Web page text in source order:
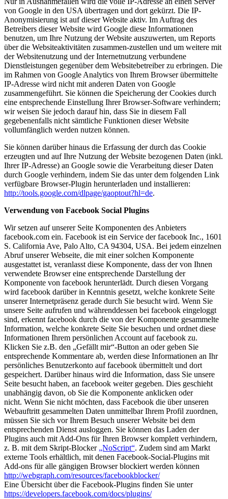
von Google in den USA übertragen und dort gekürzt. Die IP-
Anonymisierung ist auf dieser Website aktiv. Im Auftrag des
Betreibers dieser Website wird Google diese Informationen
benutzen, um Ihre Nutzung der Website auszuwerten, um Reports
über die Websiteaktivitäten zusammen-zustellen und um weitere mit
der Websitenutzung und der Internetnutzung verbundene
Dienstleistungen gegenüber dem Websitebetreiber zu erbringen. Die
im Rahmen von Google Analytics von Ihrem Browser übermittelte
IP-Adresse wird nicht mit anderen Daten von Google
zusammengeführt. Sie können die Speicherung der Cookies durch
eine entsprechende Einstellung Ihrer Browser-Software verhindern;
wir weisen Sie jedoch darauf hin, dass Sie in diesem Fall
gegebenenfalls nicht sämtliche Funktionen dieser Website
vollumfänglich werden nutzen können.
Sie können darüber hinaus die Erfassung der durch das Cookie
erzeugten und auf Ihre Nutzung der Website bezogenen Daten (inkl.
Ihrer IP-Adresse) an Google sowie die Verarbeitung dieser Daten
durch Google verhindern, indem Sie das unter dem folgenden Link
verfügbare Browser-Plugin herunterladen und installieren:
http://tools.google.com/dlpage/gaoptout?hl=de.
Verwendung von Facebook Social Plugins
Wir setzen auf unserer Seite Komponenten des Anbieters
facebook.com ein. Facebook ist ein Service der facebook Inc., 1601
S. California Ave, Palo Alto, CA 94304, USA. Bei jedem einzelnen
Abruf unserer Webseite, die mit einer solchen Komponente
ausgestattet ist, veranlasst diese Komponente, dass der von Ihnen
verwendete Browser eine entsprechende Darstellung der
Komponente von facebook herunterlädt. Durch diesen Vorgang
wird facebook darüber in Kenntnis gesetzt, welche konkrete Seite
unserer Internetpräsenz gerade durch Sie besucht wird. Wenn Sie
unsere Seite aufrufen und währenddessen bei facebook eingeloggt
sind, erkennt facebook durch die von der Komponente gesammelte
Information, welche konkrete Seite Sie besuchen und ordnet diese
Informationen Ihrem persönlichen Account auf facebook zu.
Klicken Sie z.B. den „Gefällt mir“-Button an oder geben Sie
entsprechende Kommentare ab, werden diese Informationen an Ihr
persönliches Benutzerkonto auf facebook übermittelt und dort
gespeichert. Darüber hinaus wird die Information, dass Sie unsere
Seite besucht haben, an facebook weiter gegeben. Dies geschieht
unabhängig davon, ob Sie die Komponente anklicken oder
nicht. Wenn Sie nicht möchten, dass Facebook die über unseren
Webauftritt gesammelten Daten unmittelbar Ihrem Profil zuordnen,
müssen Sie sich vor Ihrem Besuch unserer Website bei dem
entsprechenden Dienst ausloggen. Sie können das Laden der
Plugins auch mit Add-Ons für Ihren Browser komplett verhindern,
z. B. mit dem Skript-Blocker „NoScript“. Zudem sind am Markt
externe Tools erhältlich, mit denen Facebook-Social-Plugins mit
Add-ons für alle gängigen Browser blockiert werden können
http://webgraph.com/resources/facebookblocker/
Eine Übersicht über die Facebook-Plugins finden Sie unter
https://developers.facebook.com/docs/plugins/